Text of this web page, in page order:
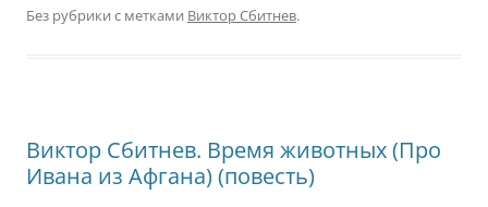
Без рубрики с метками Виктор Сбитнев.
Виктор Сбитнев. Время животных (Про
Ивана из Афгана) (повесть)